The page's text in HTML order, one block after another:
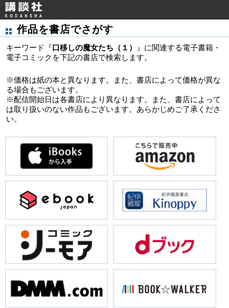
作品を書店でさがす
キーワード『 口移しの魔女たち（１）
』に関連する電子書籍・
電子コミックを下記の書店で検索します。
※価格は紙の本と異なります。また、書店によって価格が異な
る場合もございます。
※配信開始日は各書店により異なります。また、書店によって
は取り扱いのない作品もございます。あらかじめご了承くださ
い。